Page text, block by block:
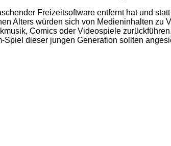
Freizeitsoftware entfernt hat und
Alters würden sich von Medieninhalten zu
Comics oder Videospiele
dieser jungen Generation sollten